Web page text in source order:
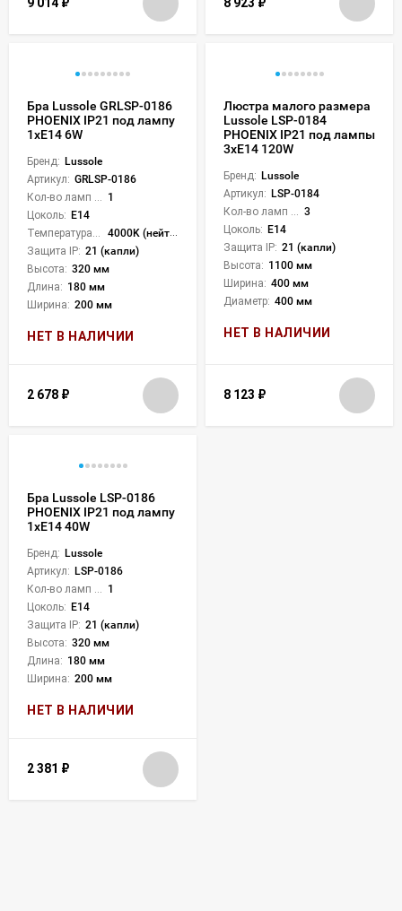
9 014 ₽ 8 923 ₽
Бра Lussole GRLSP-0186
PHOENIX IP21 под лампу
1xE14 6W
Бренд: Lussole
Артикул: GRLSP-0186
1
Цоколь: E14
4000K (нейтральный)
Защита IP: 21 (капли)
Высота: 320 мм
Длина: 180 мм
Ширина: 200 мм
НЕТ В НАЛИЧИИ
2 678 ₽
Люстра малого размера
Lussole LSP-0184
PHOENIX IP21 под лампы
3xE14 120W
Бренд: Lussole
Артикул: LSP-0184
3
Цоколь: E14
Защита IP: 21 (капли)
Высота: 1100 мм
Ширина: 400 мм
Диаметр: 400 мм
НЕТ В НАЛИЧИИ
8 123 ₽
Бра Lussole LSP-0186
PHOENIX IP21 под лампу
1xE14 40W
Бренд: Lussole
Артикул: LSP-0186
1
Цоколь: E14
Защита IP: 21 (капли)
Высота: 320 мм
Длина: 180 мм
Ширина: 200 мм
НЕТ В НАЛИЧИИ
2 381 ₽